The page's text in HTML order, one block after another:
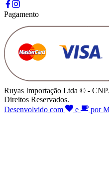
Pagamento
Ruyas Importação Ltda © -
Direitos Reservados.
Desenvolvido com
e por